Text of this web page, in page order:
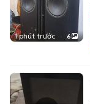
1 phút trước 6